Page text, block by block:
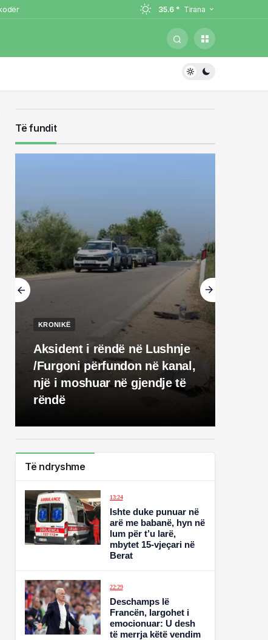
35.6 ° Tirana
Të fundit
KRONIKË
Aksident i rëndë në Lushnje
/Furgoni përfundon në kanal,
një i moshuar në gjendje të
rëndë
Të ndryshme
13:24
Ishte duke punuar në
arë me babanë, hyn në
lum për t’u larë,
mbytet 15-vjeçari në
Berat
22:29
Deschamps lë
Francën, largohet i
emocionuar: U desh
të merrja këtë vendim